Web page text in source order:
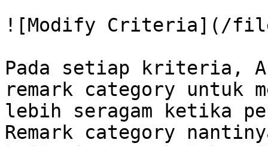
![Modify Criteria](/files/
Pada setiap kriteria,
remark category untuk
lebih seragam ketika
Remark category